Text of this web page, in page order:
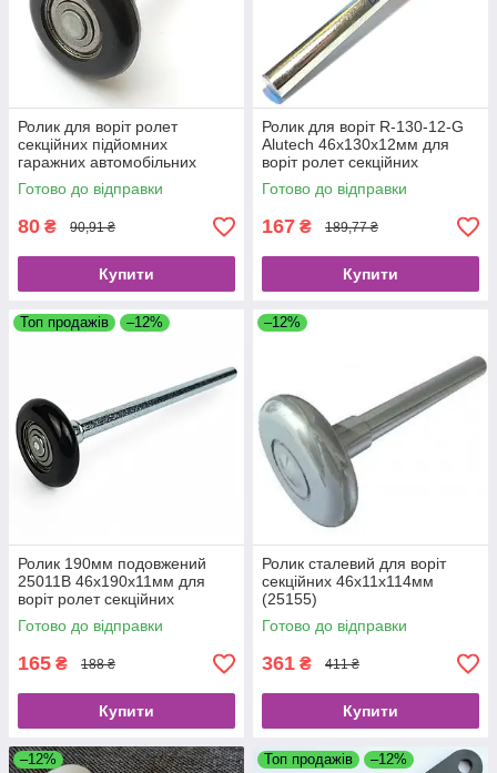
Ролик для воріт ролет
секційних підйомних
гаражних автомобільних
46мм вісь 11мм L=120мм
Готово до відправки
80 ₴ 90,91 ₴
Купити
Ролик для воріт R-130-12-G
Alutech 46х130х12мм для
воріт ролет секційних
гаражних та промислових
Готово до відправки
167 ₴ 189,77 ₴
Купити
Топ продажів –12%
Ролик 190мм подовжений
25011B 46х190х11мм для
воріт ролет секційних
гаражних та промислових
Готово до відправки
165 ₴ 188 ₴
Купити
–12%
Ролик сталевий для воріт
секційних 46х11х114мм
(25155)
Готово до відправки
361 ₴ 411 ₴
Купити
–12% Топ продажів –12%